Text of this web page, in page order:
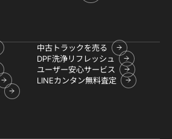
中古トラックを売る
DPF洗浄リフレッシュ
ユーザー安心サービス
LINEカンタン無料査定